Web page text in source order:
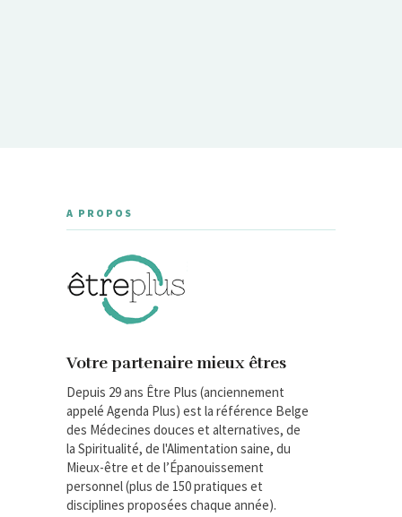
A PROPOS
Votre partenaire mieux êtres
Depuis 29 ans Être Plus (anciennement
appelé Agenda Plus) est la référence Belge
des Médecines douces et alternatives, de
la Spiritualité, de l'Alimentation saine, du
Mieux-être et de l’Épanouissement
personnel (plus de 150 pratiques et
disciplines proposées chaque année).